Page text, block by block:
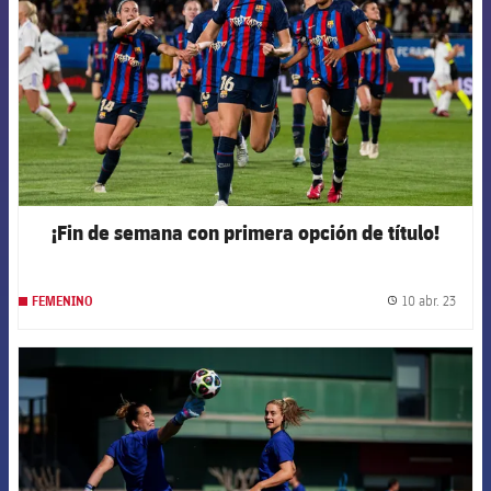
¡Fin de semana con primera opción de título!
FEMENINO 10 abr. 23